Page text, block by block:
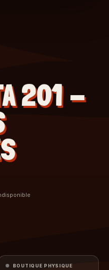
201 -
BOUTIQUE PHYSIQUE